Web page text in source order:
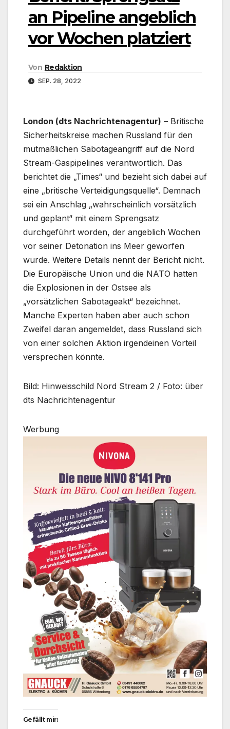
an Pipeline angeblich
vor Wochen platziert
Von Redaktion
SEP. 28, 2022
London (dts Nachrichtenagentur) – Britische
Sicherheitskreise machen Russland für den
mutmaßlichen Sabotageangriff auf die Nord
Stream-Gaspipelines verantwortlich. Das
berichtet die „Times“ und bezieht sich dabei auf
eine „britische Verteidigungsquelle“. Demnach
sei ein Anschlag „wahrscheinlich vorsätzlich
und geplant“ mit einem Sprengsatz
durchgeführt worden, der angeblich Wochen
vor seiner Detonation ins Meer geworfen
wurde. Weitere Details nennt der Bericht nicht.
Die Europäische Union und die NATO hatten
die Explosionen in der Ostsee als
„vorsätzlichen Sabotageakt“ bezeichnet.
Manche Experten haben aber auch schon
Zweifel daran angemeldet, dass Russland sich
von einer solchen Aktion irgendeinen Vorteil
versprechen könnte.
Bild: Hinweisschild Nord Stream 2 / Foto: über
dts Nachrichtenagentur
Werbung
Gefällt mir: